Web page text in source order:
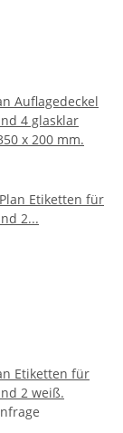
Auflagedeckel
4 glasklar
x 200 mm.
Etiketten für
2 weiß.